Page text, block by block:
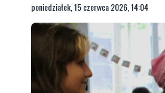
poniedziałek, 15 czerwca 2026, 14:04